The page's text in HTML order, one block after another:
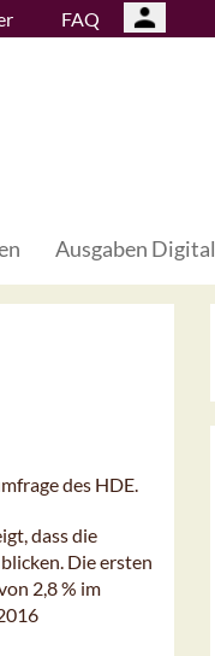
FAQ
Ausgaben Digital
des HDE.
dass die
Die ersten
2,8 % im